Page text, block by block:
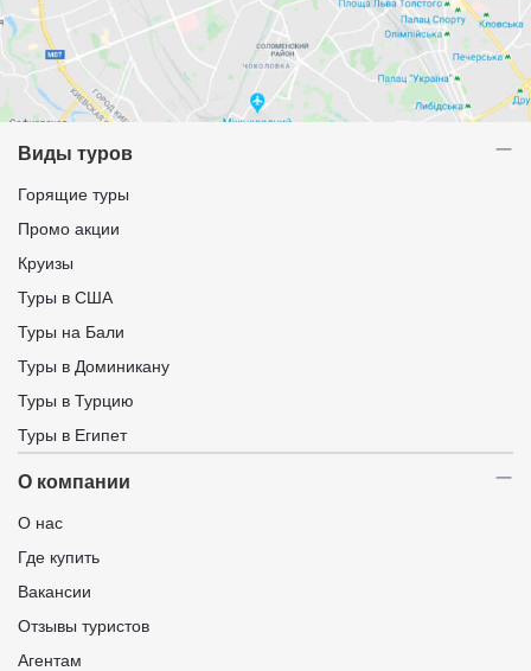
Виды туров
Горящие туры
Промо акции
Круизы
Туры в США
Туры на Бали
Туры в Доминикану
Туры в Турцию
Туры в Египет
О компании
О нас
Где купить
Вакансии
Отзывы туристов
Агентам